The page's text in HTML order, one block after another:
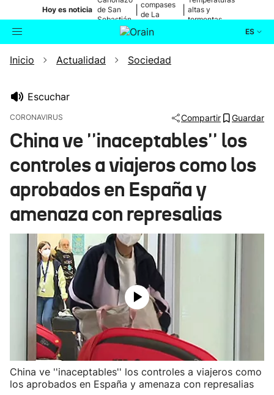
Hoy es noticia de San
Sebastián
compases
de La
altas y
tormentas
ES
Buscador Actualidad
Ikusmiran
Eguraldia
Inicio Actualidad Sociedad
Escuchar
CORONAVIRUS Compartir Guardar
China ve ''inaceptables'' los
controles a viajeros como los
aprobados en España y
amenaza con represalias
China ve ''inaceptables'' los controles a viajeros como
los aprobados en España y amenaza con represalias